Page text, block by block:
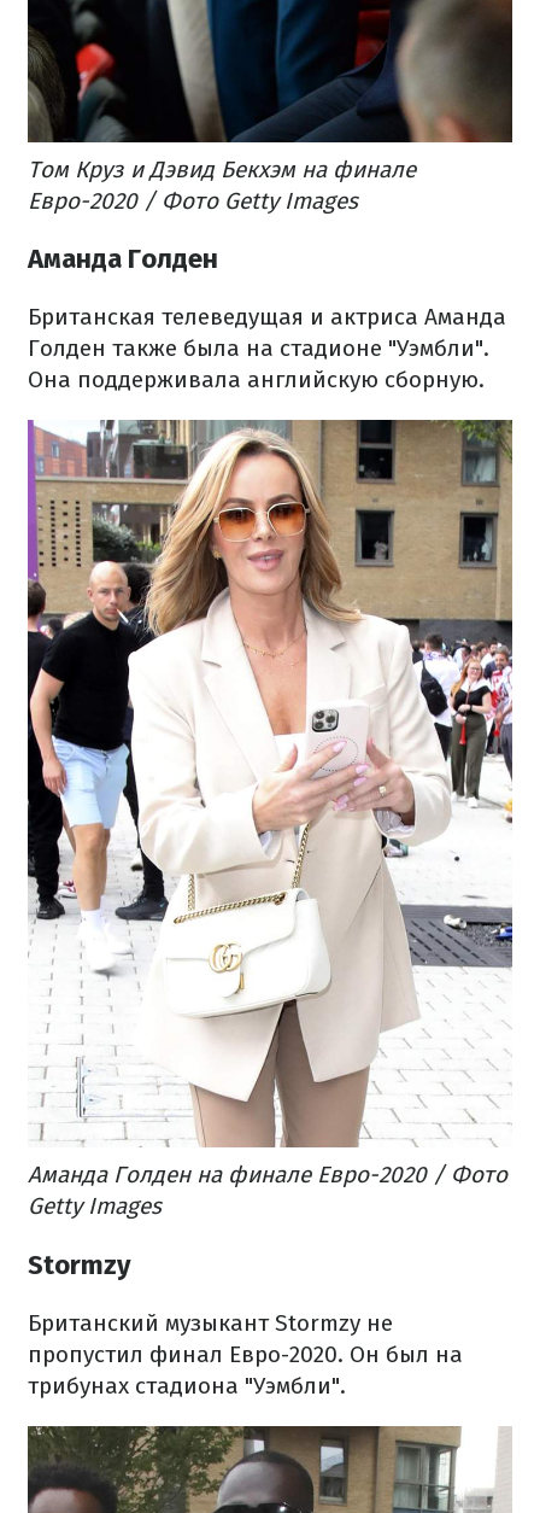
Том Круз и Дэвид Бекхэм на финале
Евро-2020 / Фото Getty Images
Аманда Голден
Британская телеведущая и актриса Аманда
Голден также была на стадионе "Уэмбли".
Она поддерживала английскую сборную.
Аманда Голден на финале Евро-2020 / Фото
Getty Images
Stormzy
Британский музыкант Stormzy не
пропустил финал Евро-2020. Он был на
трибунах стадиона "Уэмбли".